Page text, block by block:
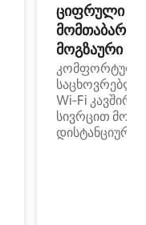
ციფრული
მოგზაური
კომფორტული
Wi‑Fi
სივრცით
დისტანციური